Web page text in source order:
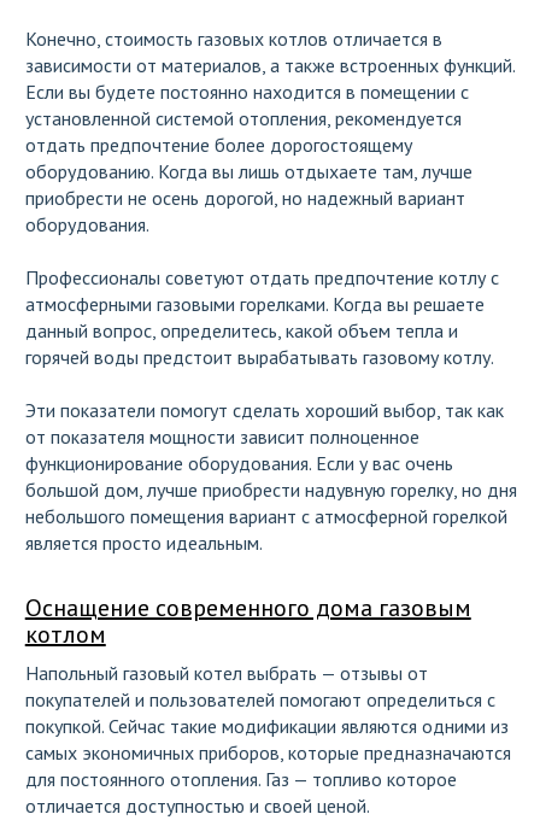
Конечно, стоимость газовых котлов отличается в
зависимости от материалов, а также встроенных функций.
Если вы будете постоянно находится в помещении с
установленной системой отопления, рекомендуется
отдать предпочтение более дорогостоящему
оборудованию. Когда вы лишь отдыхаете там, лучше
приобрести не осень дорогой, но надежный вариант
оборудования.
Профессионалы советуют отдать предпочтение котлу с
атмосферными газовыми горелками. Когда вы решаете
данный вопрос, определитесь, какой объем тепла и
горячей воды предстоит вырабатывать газовому котлу.
Эти показатели помогут сделать хороший выбор, так как
от показателя мощности зависит полноценное
функционирование оборудования. Если у вас очень
большой дом, лучше приобрести надувную горелку, но дня
небольшого помещения вариант с атмосферной горелкой
является просто идеальным.
Оснащение современного дома газовым
котлом
Напольный газовый котел выбрать — отзывы от
покупателей и пользователей помогают определиться с
покупкой. Сейчас такие модификации являются одними из
самых экономичных приборов, которые предназначаются
для постоянного отопления. Газ — топливо которое
отличается доступностью и своей ценой.